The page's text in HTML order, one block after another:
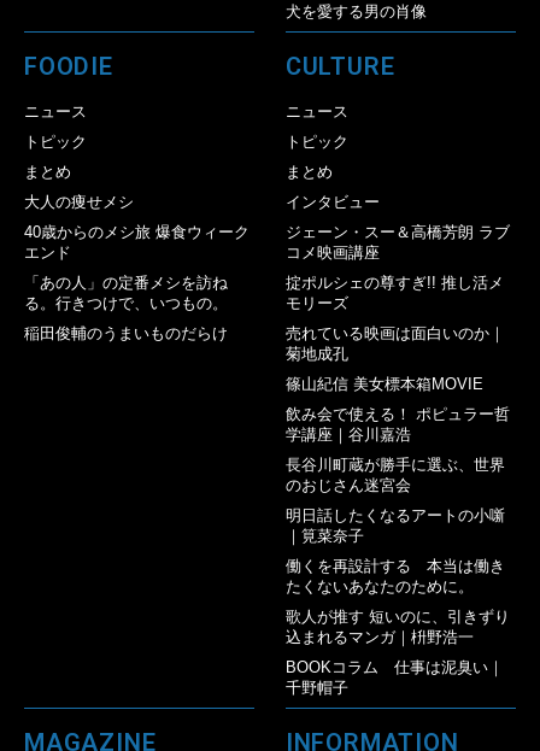
犬を愛する男の肖像
FOODIE
ニュース
トピック
まとめ
大人の痩せメシ
40歳からのメシ旅 爆食ウィーク
エンド
「あの人」の定番メシを訪ね
る。行きつけで、いつもの。
稲田俊輔のうまいものだらけ
CULTURE
ニュース
トピック
まとめ
インタビュー
ジェーン・スー＆高橋芳朗 ラブ
コメ映画講座
掟ポルシェの尊すぎ!! 推し活メ
モリーズ
売れている映画は面白いのか｜
菊地成孔
篠山紀信 美女標本箱MOVIE
飲み会で使える！ ポピュラー哲
学講座｜谷川嘉浩
長谷川町蔵が勝手に選ぶ、世界
のおじさん迷宮会
明日話したくなるアートの小噺
｜筧菜奈子
働くを再設計する 本当は働き
たくないあなたのために。
歌人が推す 短いのに、引きずり
込まれるマンガ｜枡野浩一
BOOKコラム 仕事は泥臭い｜
千野帽子
MAGAZINE INFORMATION